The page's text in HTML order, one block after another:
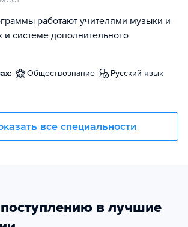
работают учителями музыки и
и системе дополнительного
обществознание
русский язык
все специальности
в лучшие